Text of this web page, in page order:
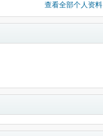
查看全部个人资料